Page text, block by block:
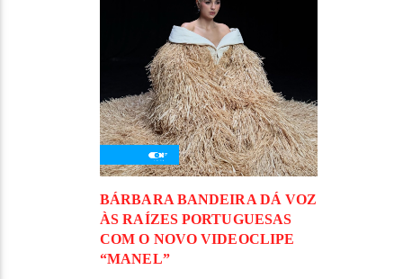
BÁRBARA BANDEIRA DÁ VOZ
ÀS RAÍZES PORTUGUESAS
COM O NOVO VIDEOCLIPE
“MANEL”